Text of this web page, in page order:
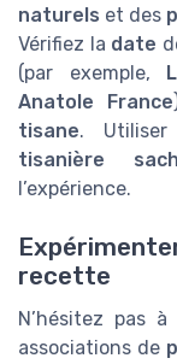
naturels et des
Vérifiez la date
(par exemple,
Anatole France
tisane.
tisanière
l’expérience.
recette
N’hésitez pas à
associations de